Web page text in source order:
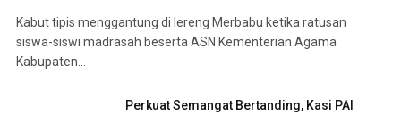
Kabut tipis menggantung di lereng Merbabu ketika ratusan
siswa-siswi madrasah beserta ASN Kementerian Agama
Kabupaten…
Perkuat Semangat Bertanding, Kasi PAI